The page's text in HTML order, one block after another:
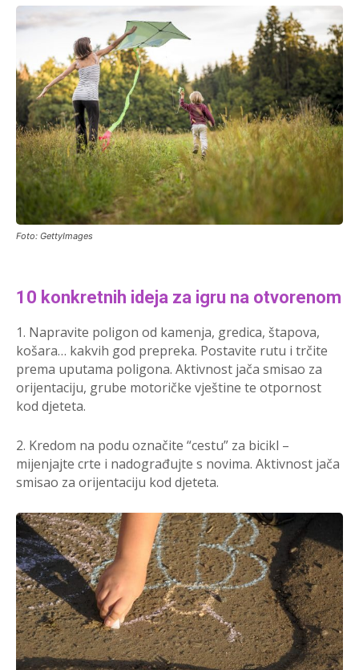
Foto: GettyImages
10 konkretnih ideja za igru na otvorenom
1. Napravite poligon od kamenja, gredica, štapova,
košara… kakvih god prepreka. Postavite rutu i trčite
prema uputama poligona. Aktivnost jača smisao za
orijentaciju, grube motoričke vještine te otpornost
kod djeteta.
2. Kredom na podu označite “cestu” za bicikl –
mijenjajte crte i nadograđujte s novima. Aktivnost jača
smisao za orijentaciju kod djeteta.